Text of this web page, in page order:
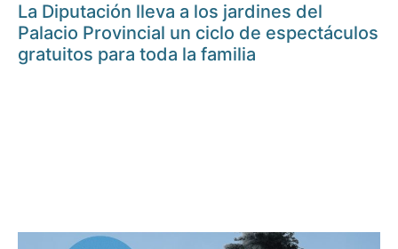
La Diputación lleva a los jardines del
Palacio Provincial un ciclo de espectáculos
gratuitos para toda la familia